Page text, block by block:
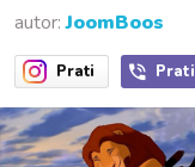
autor:JoomBoos
Prati Prati